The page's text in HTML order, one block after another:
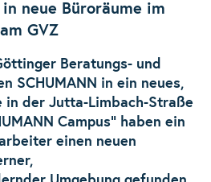
neue Büroräume im
GVZ
Beratungs- und
SCHUMANN in ein neues,
in der Jutta-Limbach-Straße
Campus“ haben ein
einen neuen